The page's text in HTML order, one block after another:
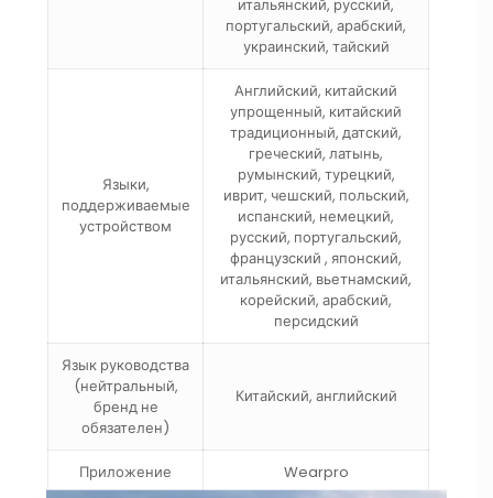
итальянский, русский,
португальский, арабский,
украинский, тайский
Языки,
поддерживаемые
устройством
Английский, китайский
упрощенный, китайский
традиционный, датский,
греческий, латынь,
румынский, турецкий,
иврит, чешский, польский,
испанский, немецкий,
русский, португальский,
французский , японский,
итальянский, вьетнамский,
корейский, арабский,
персидский
Язык руководства
(нейтральный,
бренд не
обязателен)
Китайский, английский
Приложение Wearpro